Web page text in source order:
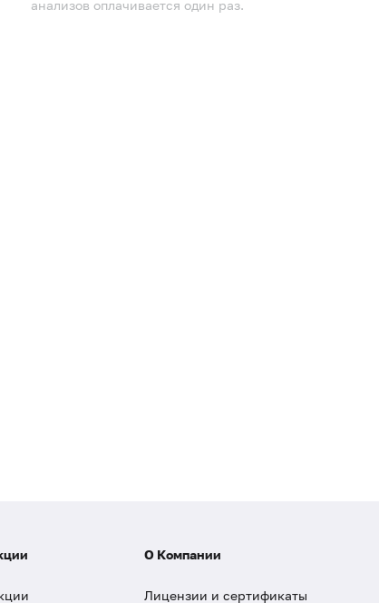
анализов оплачивается один раз.
О Компании
Лицензии и сертификаты